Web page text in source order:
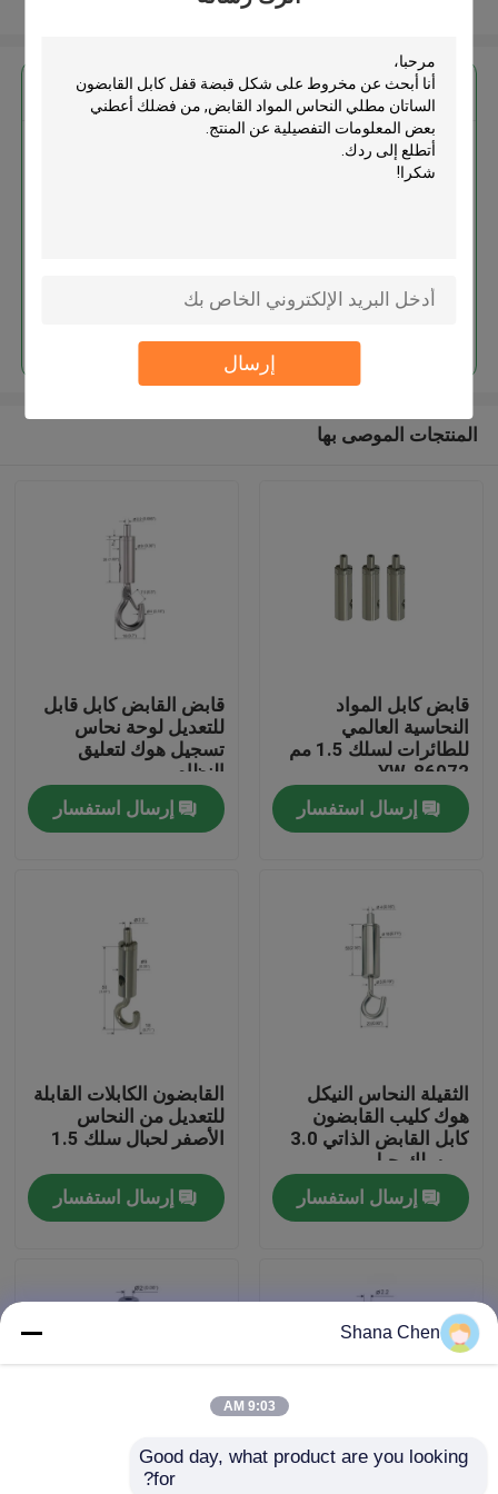
إرسال
أشرطة فيديو
جولة في المعمل
مراقبة الجودة
اطلب اقتباس
احصل على افضل سعر ل
المنتجات الموصى بها
قابض كابل المواد
النحاسية العالمي
للطائرات لسلك 1.5 مم
YW-86072
إرسال استفسار
قابض القابض كابل قابل
للتعديل لوحة نحاس
تسجيل هوك لتعليق
النظام
إرسال استفسار
الثقيلة النحاس النيكل
هوك كليب القابضون
كابل القابض الذاتي 3.0
مم سلك حبل
إرسال استفسار
القابضون الكابلات القابلة
للتعديل من النحاس
الأصفر لحبال سلك 1.5
إرسال استفسار
قابض كابل الأنوار
Shana Chen
9:03 AM
Good day, what product are you looking
for?